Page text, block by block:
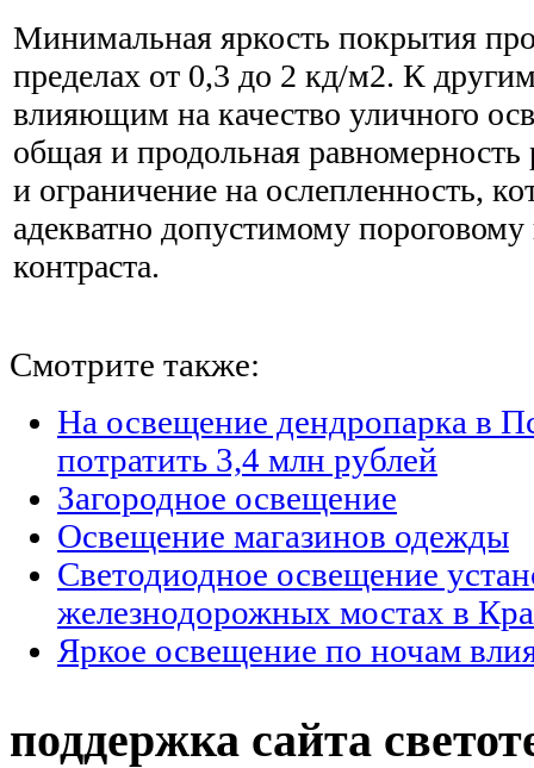
Минимальная яркость покрытия
пределах от 0,3 до 2 кд/м2. К
влияющим на качество уличного
общая и продольная равномерность
и ограничение на ослепленность,
адекватно допустимому
контраста.
Смотрите также:
На освещение дендропарка в
потратить 3,4 млн рублей
Загородное освещение
Освещение магазинов одежды
Светодиодное освещение
железнодорожных мостах в
Яркое освещение по ночам
поддержка сайта